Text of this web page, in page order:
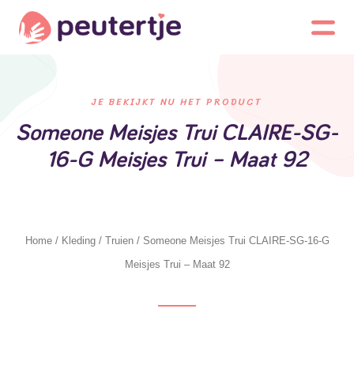
JE BEKIJKT NU HET PRODUCT
Someone Meisjes Trui CLAIRE-SG-
16-G Meisjes Trui – Maat 92
Home/ Kleding/ Truien/ Someone Meisjes Trui CLAIRE-SG-16-G
Meisjes Trui – Maat 92